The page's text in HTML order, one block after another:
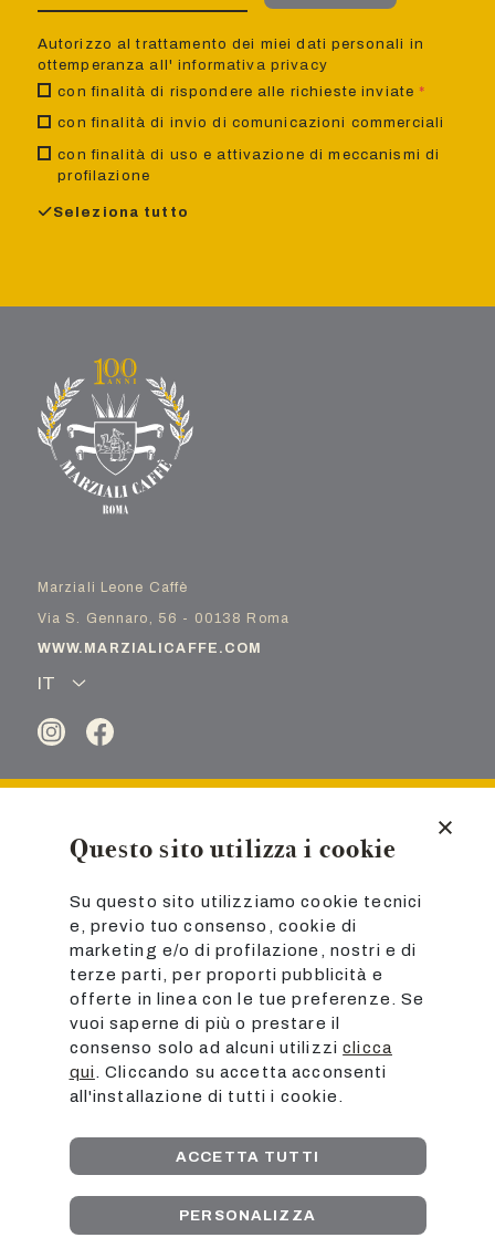
Autorizzo al trattamento dei miei dati personali in
ottemperanza all'informativa privacy
con finalità di rispondere alle richieste inviate*
con finalità di invio di comunicazioni commerciali
con finalità di uso e attivazione di meccanismi di
profilazione
Seleziona tutto
Marziali Leone Caffè
Via S. Gennaro, 56 - 00138 Roma
WWW.MARZIALICAFFE.COM
IT
Emailcontatto@marzialicaffe.it
P.IVA 01365291002
pec:marzialicaffe@pec.it
CCIAA-REA: RM-541776
Cap.Soc.€50.000,00 i.v.
SHOP
ABBONAMENTO
CONTATTI
Questo sito utilizza i cookie
Su questo sito utilizziamo cookie tecnici
e, previo tuo consenso, cookie di
marketing e/o di profilazione, nostri e di
terze parti, per proporti pubblicità e
offerte in linea con le tue preferenze. Se
vuoi saperne di più o prestare il
consenso solo ad alcuni utilizziclicca
qui
. Cliccando su accetta acconsenti
all'installazione di tutti i cookie.
ACCETTA TUTTI
PERSONALIZZA